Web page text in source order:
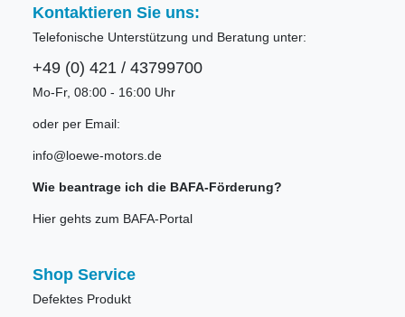
Kontaktieren Sie uns:
Telefonische Unterstützung und Beratung unter:
+49 (0) 421 / 43799700
Mo-Fr, 08:00 - 16:00 Uhr
oder per Email:
info@loewe-motors.de
Wie beantrage ich die BAFA-Förderung?
Hier gehts zum BAFA-Portal
Shop Service
Defektes Produkt